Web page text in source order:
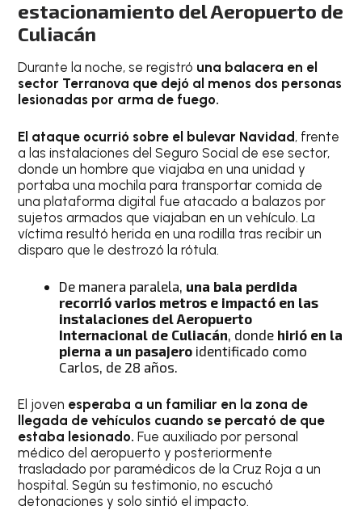
estacionamiento del Aeropuerto de
Culiacán
Durante la noche, se registró una balacera en el
sector Terranova que dejó al menos dos personas
lesionadas por arma de fuego.
El ataque ocurrió sobre el bulevar Navidad, frente
a las instalaciones del Seguro Social de ese sector,
donde un hombre que viajaba en una unidad y
portaba una mochila para transportar comida de
una plataforma digital fue atacado a balazos por
sujetos armados que viajaban en un vehículo. La
víctima resultó herida en una rodilla tras recibir un
disparo que le destrozó la rótula.
De manera paralela, una bala perdida
recorrió varios metros e impactó en las
instalaciones del Aeropuerto
Internacional de Culiacán, donde hirió en la
pierna a un pasajero identificado como
Carlos, de 28 años.
El joven esperaba a un familiar en la zona de
llegada de vehículos cuando se percató de que
estaba lesionado.Fue auxiliado por personal
médico del aeropuerto y posteriormente
trasladado por paramédicos de la Cruz Roja a un
hospital. Según su testimonio, no escuchó
detonaciones y solo sintió el impacto.